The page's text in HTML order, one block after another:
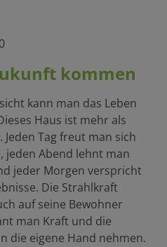
kommen
kann man das Leben
Haus ist mehr als
Tag freut man sich
jeden Abend lehnt man
jeder Morgen verspricht
Die Strahlkraft
auf seine Bewohner
man Kraft und die
die eigene Hand nehmen.